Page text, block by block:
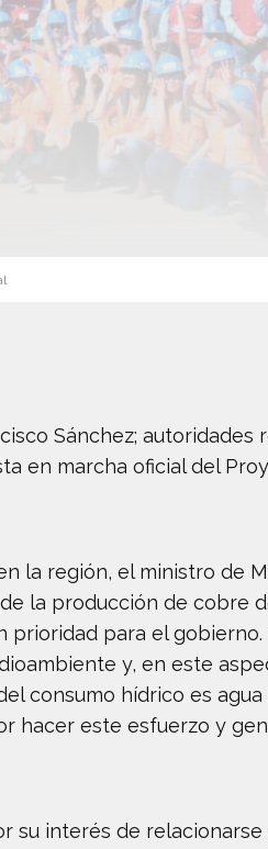
Sánchez; autoridades
en marcha oficial del
la región, el ministro de
la producción de cobre
prioridad para el gobierno.
y, en este
consumo hídrico es
hacer este esfuerzo y
su interés de relacionarse